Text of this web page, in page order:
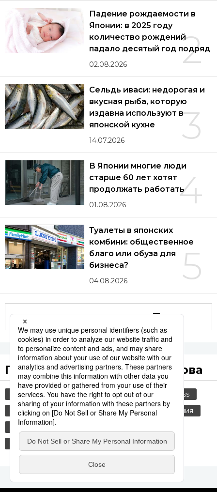
2
Падение рождаемости в
Японии: в 2025 году
количество рождений
падало десятый год подряд
02.08.2026
3
Сельдь иваси: недорогая и
вкусная рыба, которую
издавна используют в
японской кухне
14.07.2026
4
В Японии многие люди
старше 60 лет хотят
продолжать работать
01.08.2026
5
Туалеты в японских
комбини: общественное
благо или обуза для
бизнеса?
04.08.2026
Другие статьи по теме
Популярные поисковые слова
общество культура история
jiji press
экономика
политика
старение населения
пенсионный возраст
стихийные бедствия